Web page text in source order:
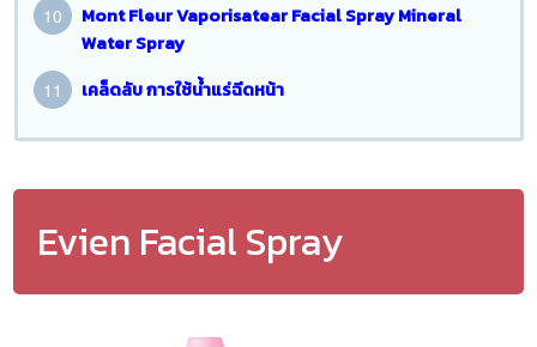
Mont Fleur Vaporisatear Facial Spray Mineral
Water Spray
เคล็ดลับ การใช้น้ำแร่ฉีดหน้า
Evien Facial Spray